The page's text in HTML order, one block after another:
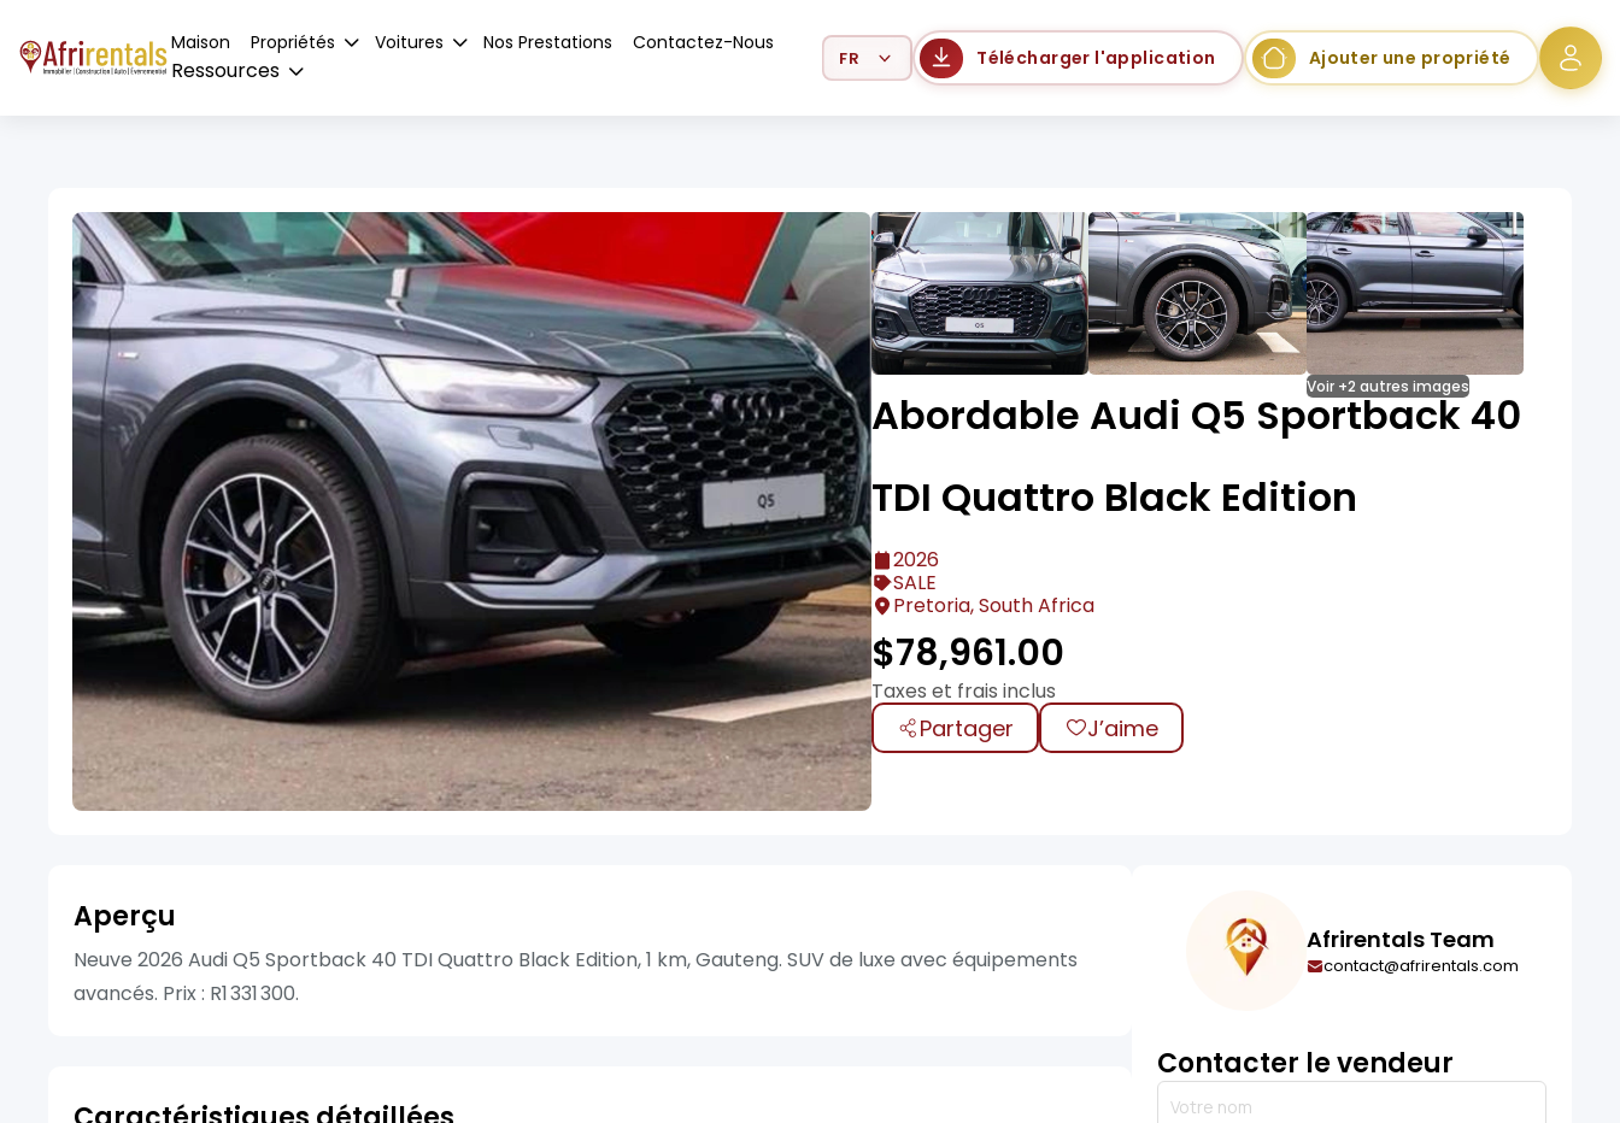
Maison Propriétés Voitures Nos Prestations Contactez-Nous
Ressources
Select Language Télécharger l'application Ajouter une propriété
Voir +2 autres images
Abordable Audi Q5 Sportback 40
TDI Quattro Black Edition
2026
SALE
Pretoria, South Africa
$78,961.00
Taxes et frais inclus
Partager J’aime
Aperçu
Neuve 2026 Audi Q5 Sportback 40 TDI Quattro Black Edition, 1 km, Gauteng. SUV de luxe avec équipements
avancés. Prix : R1 331 300.
Afrirentals Team
contact@afrirentals.com
Contacter le vendeur